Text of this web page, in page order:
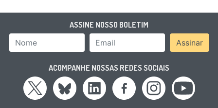
ASSINE NOSSO BOLETIM
Email AddressAssinar
ACOMPANHE NOSSAS REDES SOCIAIS